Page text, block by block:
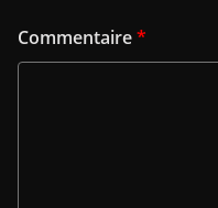
Commentaire*